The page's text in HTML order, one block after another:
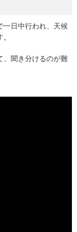
一日中行われ、天候
、聞き分けるのが難